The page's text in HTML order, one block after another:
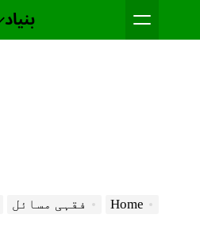
بنیاد
Home فقہی مسائل